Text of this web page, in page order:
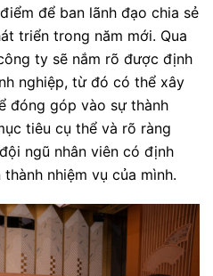
để ban lãnh đạo chia sẻ
triển trong năm mới. Qua
ty sẽ nắm rõ được định
nghiệp, từ đó có thể xây
đóng góp vào sự thành
tiêu cụ thể và rõ ràng
ngũ nhân viên có định
nhiệm vụ của mình.